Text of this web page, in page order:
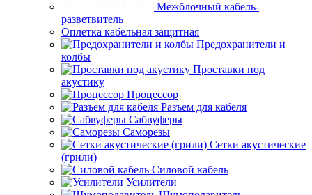
Межблочный кабель-
разветвитель
Оплетка кабельная защитная
Предохранители и
колбы
Проставки под
акустику
Процессор
Разъем для кабеля
Сабвуферы
Саморезы
Сетки акустические
(грили)
Силовой кабель
Усилители